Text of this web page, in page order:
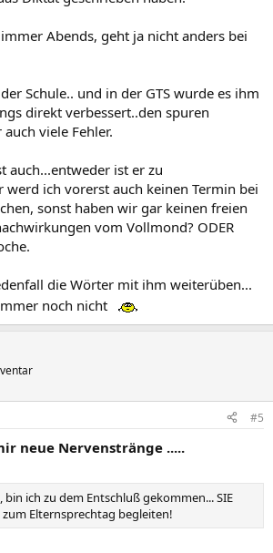
Abends, geht ja nicht anders bei
Schule.. und in der GTS wurde es ihm
direkt verbessert..den spuren
viele Fehler.
auch...entweder ist er zu
werd ich vorerst auch keinen Termin bei
sonst haben wir gar keinen freien
vom Vollmond? ODER
die Wörter mit ihm weiterüben...
noch nicht
#5
neue Nervenstränge .....
ich zu dem Entschluß gekommen... SIE
Elternsprechtag begleiten!